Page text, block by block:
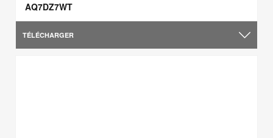
AQ7DZ7WT
TÉLÉCHARGER